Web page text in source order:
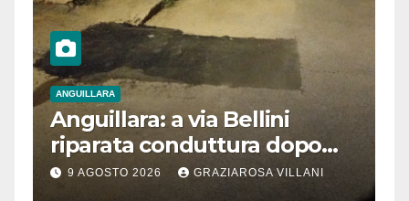
ANGUILLARA
Anguillara: a via Bellini
riparata conduttura dopo
segnalazione IdD
9 AGOSTO 2026 GRAZIAROSA VILLANI